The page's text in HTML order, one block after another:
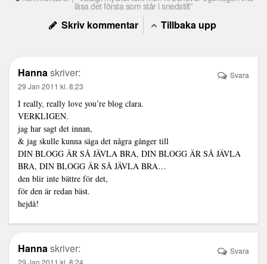
läsa det första som står i snedstilt”
Skriv kommentar Tillbaka upp
Hannaskriver:
29 Jan 2011 kl. 8:23
I really, really love you’re blog clara.
VERKLIGEN.
jag har sagt det innan,
& jag skulle kunna säga det några gånger till
DIN BLOGG ÄR SÅ JÄVLA BRA, DIN BLOGG ÄR SÅ JÄVLA
BRA, DIN BLOGG ÄR SÅ JÄVLA BRA…
den blir inte bättre för det,
för den är redan bäst.
hejdå!
Svara
Hannaskriver:
29 Jan 2011 kl. 8:24
Svara